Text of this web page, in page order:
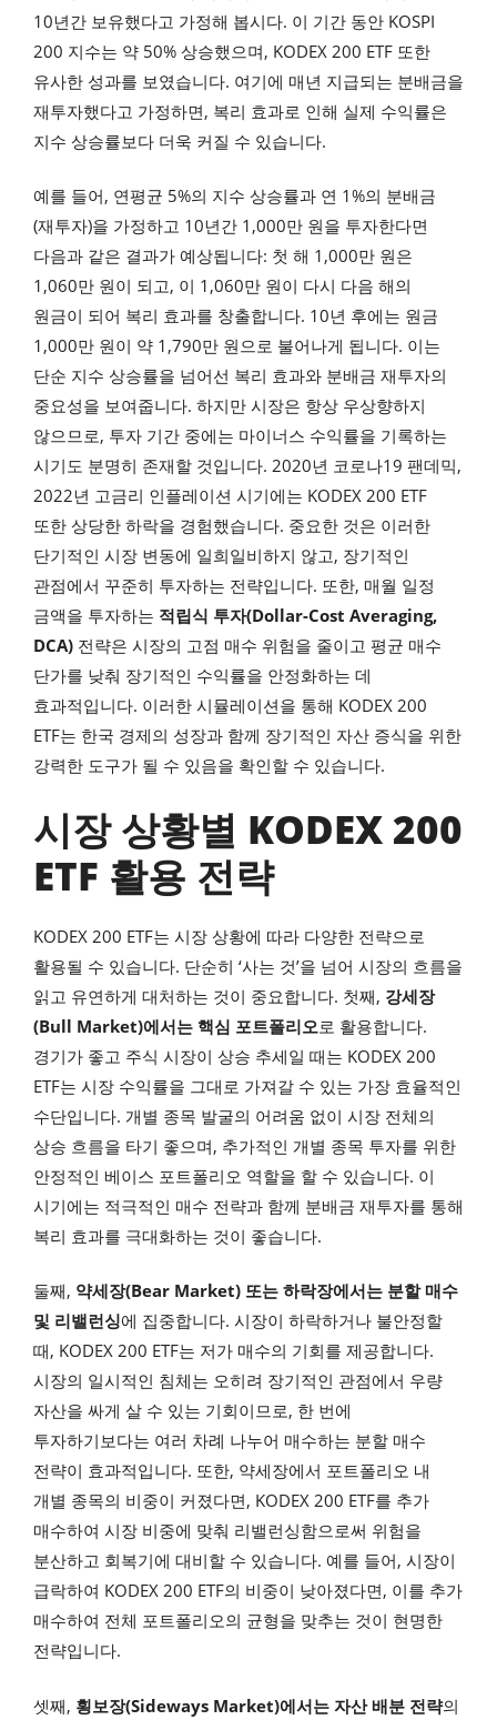
10년간 보유했다고 가정해 봅시다. 이 기간 동안 KOSPI
200 지수는 약 50% 상승했으며, KODEX 200 ETF 또한
유사한 성과를 보였습니다. 여기에 매년 지급되는 분배금을
재투자했다고 가정하면, 복리 효과로 인해 실제 수익률은
지수 상승률보다 더욱 커질 수 있습니다.
예를 들어, 연평균 5%의 지수 상승률과 연 1%의 분배금
(재투자)을 가정하고 10년간 1,000만 원을 투자한다면
다음과 같은 결과가 예상됩니다: 첫 해 1,000만 원은
1,060만 원이 되고, 이 1,060만 원이 다시 다음 해의
원금이 되어 복리 효과를 창출합니다. 10년 후에는 원금
1,000만 원이 약 1,790만 원으로 불어나게 됩니다. 이는
단순 지수 상승률을 넘어선 복리 효과와 분배금 재투자의
중요성을 보여줍니다. 하지만 시장은 항상 우상향하지
않으므로, 투자 기간 중에는 마이너스 수익률을 기록하는
시기도 분명히 존재할 것입니다. 2020년 코로나19 팬데믹,
2022년 고금리 인플레이션 시기에는 KODEX 200 ETF
또한 상당한 하락을 경험했습니다. 중요한 것은 이러한
단기적인 시장 변동에 일희일비하지 않고, 장기적인
관점에서 꾸준히 투자하는 전략입니다. 또한, 매월 일정
금액을 투자하는 적립식 투자(Dollar-Cost Averaging,
DCA) 전략은 시장의 고점 매수 위험을 줄이고 평균 매수
단가를 낮춰 장기적인 수익률을 안정화하는 데
효과적입니다. 이러한 시뮬레이션을 통해 KODEX 200
ETF는 한국 경제의 성장과 함께 장기적인 자산 증식을 위한
강력한 도구가 될 수 있음을 확인할 수 있습니다.
시장 상황별 KODEX 200
ETF 활용 전략
KODEX 200 ETF는 시장 상황에 따라 다양한 전략으로
활용될 수 있습니다. 단순히 ‘사는 것’을 넘어 시장의 흐름을
읽고 유연하게 대처하는 것이 중요합니다. 첫째, 강세장
(Bull Market)에서는 핵심 포트폴리오로 활용합니다.
경기가 좋고 주식 시장이 상승 추세일 때는 KODEX 200
ETF는 시장 수익률을 그대로 가져갈 수 있는 가장 효율적인
수단입니다. 개별 종목 발굴의 어려움 없이 시장 전체의
상승 흐름을 타기 좋으며, 추가적인 개별 종목 투자를 위한
안정적인 베이스 포트폴리오 역할을 할 수 있습니다. 이
시기에는 적극적인 매수 전략과 함께 분배금 재투자를 통해
복리 효과를 극대화하는 것이 좋습니다.
둘째, 약세장(Bear Market) 또는 하락장에서는 분할 매수
및 리밸런싱에 집중합니다. 시장이 하락하거나 불안정할
때, KODEX 200 ETF는 저가 매수의 기회를 제공합니다.
시장의 일시적인 침체는 오히려 장기적인 관점에서 우량
자산을 싸게 살 수 있는 기회이므로, 한 번에
투자하기보다는 여러 차례 나누어 매수하는 분할 매수
전략이 효과적입니다. 또한, 약세장에서 포트폴리오 내
개별 종목의 비중이 커졌다면, KODEX 200 ETF를 추가
매수하여 시장 비중에 맞춰 리밸런싱함으로써 위험을
분산하고 회복기에 대비할 수 있습니다. 예를 들어, 시장이
급락하여 KODEX 200 ETF의 비중이 낮아졌다면, 이를 추가
매수하여 전체 포트폴리오의 균형을 맞추는 것이 현명한
전략입니다.
셋째, 횡보장(Sideways Market)에서는 자산 배분 전략의